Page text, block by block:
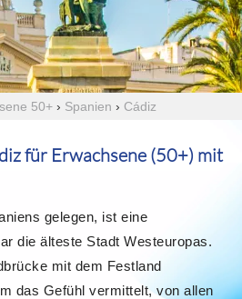
50+ › Spanien › Cádiz
für Erwachsene (50+) mit
gelegen, ist eine
die älteste Stadt Westeuropas.
mit dem Festland
das Gefühl vermittelt, von allen